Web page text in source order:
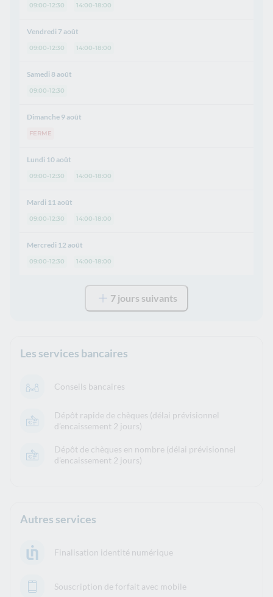
09:00-12:30 14:00-18:00
Vendredi 7 août
09:00-12:30 14:00-18:00
Samedi 8 août
09:00-12:30
Dimanche 9 août
FERME
Lundi 10 août
09:00-12:30 14:00-18:00
Mardi 11 août
09:00-12:30 14:00-18:00
Mercredi 12 août
09:00-12:30 14:00-18:00
7 jours suivants
Les services bancaires
Conseils bancaires
Dépôt rapide de chèques (délai prévisionnel
d’encaissement 2 jours)
Dépôt de chèques en nombre (délai prévisionnel
d’encaissement 2 jours)
Autres services
Finalisation identité numérique
Souscription de forfait avec mobile